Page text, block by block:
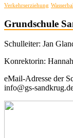
Verkehrserziehung
Grundschule
Schulleiter: Jan
Konrektorin:
eMail-Adresse der
info@gs-